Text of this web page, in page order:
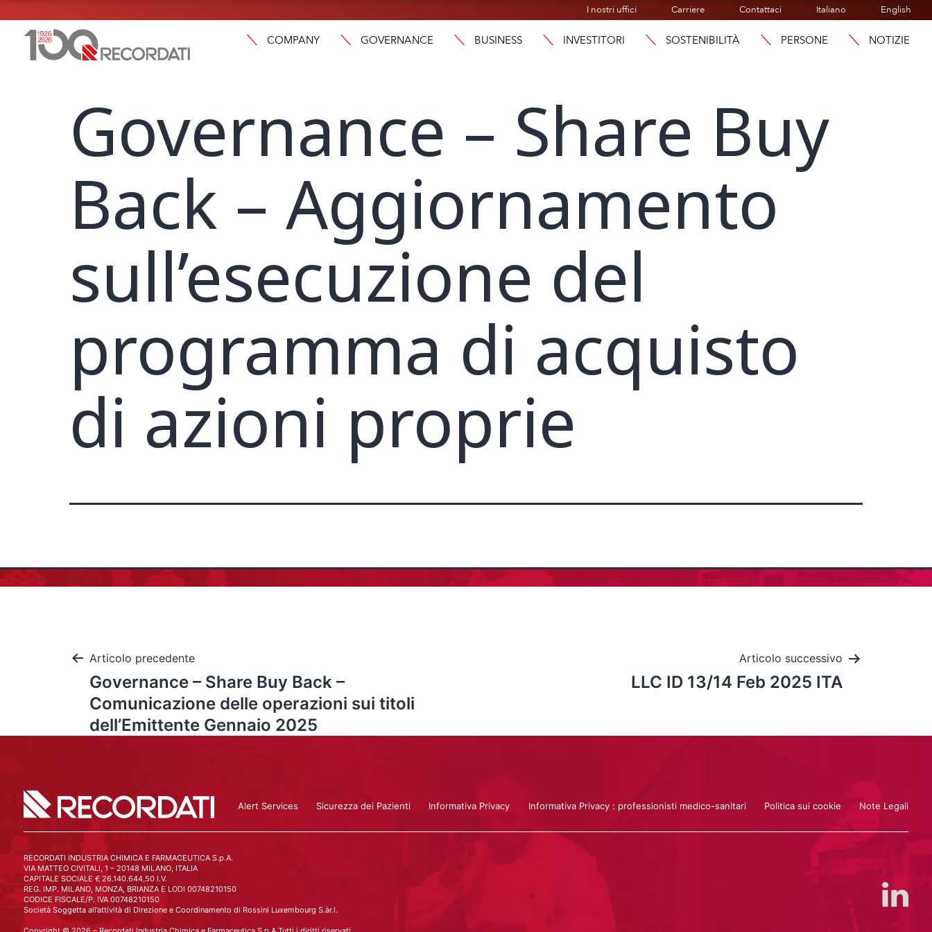
I nostri uffici Carriere Contattaci Italiano English
COMPANY GOVERNANCE BUSINESS INVESTITORI SOSTENIBILITÀ PERSONE NOTIZIE
Governance – Share Buy
Back – Aggiornamento
sull’esecuzione del
programma di acquisto
di azioni proprie
Articolo precedente
Governance – Share Buy Back –
Comunicazione delle operazioni sui titoli
dell’Emittente Gennaio 2025
Articolo successivo
LLC ID 13/14 Feb 2025 ITA
Alert Services Sicurezza dei Pazienti Informativa Privacy Informativa Privacy : professionisti medico-sanitari Politica sui cookie Note Legali
RECORDATI INDUSTRIA CHIMICA E FARMACEUTICA S.p.A.
VIA MATTEO CIVITALI, 1 – 20148 MILANO, ITALIA
CAPITALE SOCIALE € 26.140.644,50 I.V.
REG. IMP. MILANO, MONZA, BRIANZA E LODI 00748210150
CODICE FISCALE/P. IVA 00748210150
Società Soggetta all’attività di Direzione e Coordinamento di Rossini Luxembourg S.àr.l.